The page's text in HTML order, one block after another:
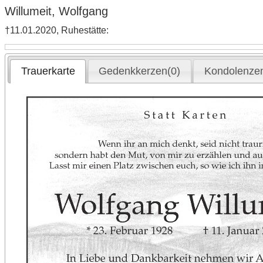
Willumeit, Wolfgang
†11.01.2020, Ruhestätte:
Trauerkarte Gedenkkerzen(0)